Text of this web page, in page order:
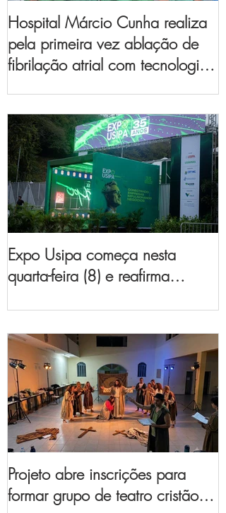
Hospital Márcio Cunha realiza
pela primeira vez ablação de
fibrilação atrial com tecnologia
Expo Usipa começa nesta
quarta-feira (8) e reafirma
prestação de serviços de Minas
Gerais
Projeto abre inscrições para
formar grupo de teatro cristão